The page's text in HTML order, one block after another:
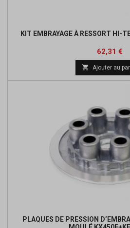
KIT EMBRAYAGE À RESSORT HI-
Prix
62,31 €
 Ajouter au
PLAQUES DE PRESSION